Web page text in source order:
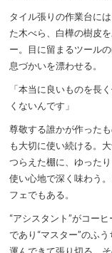
タイル張りの作業台に
た木べら、白樺の樹皮
ー。目に留まるツール
息づかいを漂わせる。
「本当に良いものを長
くないんです」
尊敬する誰かが作った
も大切に使い続ける。
つらえた棚に、ゆった
使い心地で深く味わう
フェでもある。
“アシスタント”がコー
であり“マスター”のふ